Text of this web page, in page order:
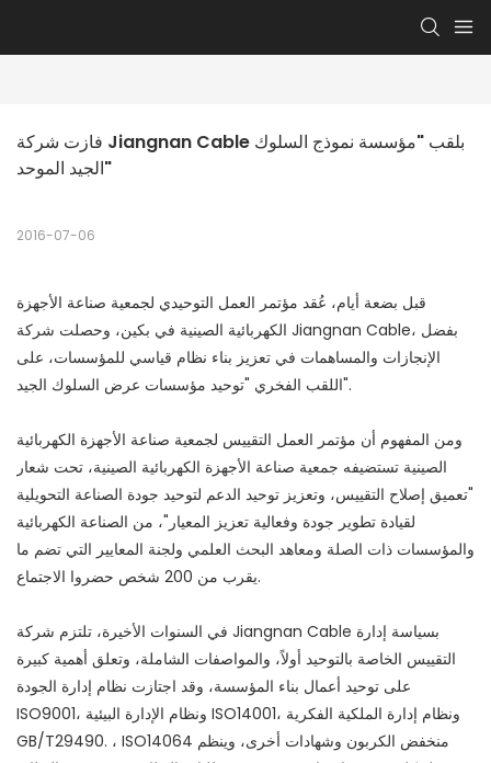
فازت شركة Jiangnan Cable بلقب "مؤسسة نموذج السلوك
الجيد الموحد"
2016-07-06
قبل بضعة أيام، عُقد مؤتمر العمل التوحيدي لجمعية صناعة الأجهزة
الكهربائية الصينية في بكين، وحصلت شركة Jiangnan Cable، بفضل
الإنجازات والمساهمات في تعزيز بناء نظام قياسي للمؤسسات، على
اللقب الفخري "توحيد مؤسسات عرض السلوك الجيد".
ومن المفهوم أن مؤتمر العمل التقييس لجمعية صناعة الأجهزة الكهربائية
الصينية تستضيفه جمعية صناعة الأجهزة الكهربائية الصينية، تحت شعار
"تعميق إصلاح التقييس، وتعزيز توحيد الدعم لتوحيد جودة الصناعة التحويلية
لقيادة تطوير جودة وفعالية تعزيز المعيار"، من الصناعة الكهربائية
والمؤسسات ذات الصلة ومعاهد البحث العلمي ولجنة المعايير التي تضم ما
يقرب من 200 شخص حضروا الاجتماع.
في السنوات الأخيرة، تلتزم شركة Jiangnan Cable بسياسة إدارة
التقييس الخاصة بالتوحيد أولاً، والمواصفات الشاملة، وتعلق أهمية كبيرة
على توحيد أعمال بناء المؤسسة، وقد اجتازت نظام إدارة الجودة
ISO9001، ونظام الإدارة البيئية ISO14001، ونظام إدارة الملكية الفكرية
GB/T29490. ، ISO14064 منخفض الكربون وشهادات أخرى، وينظم